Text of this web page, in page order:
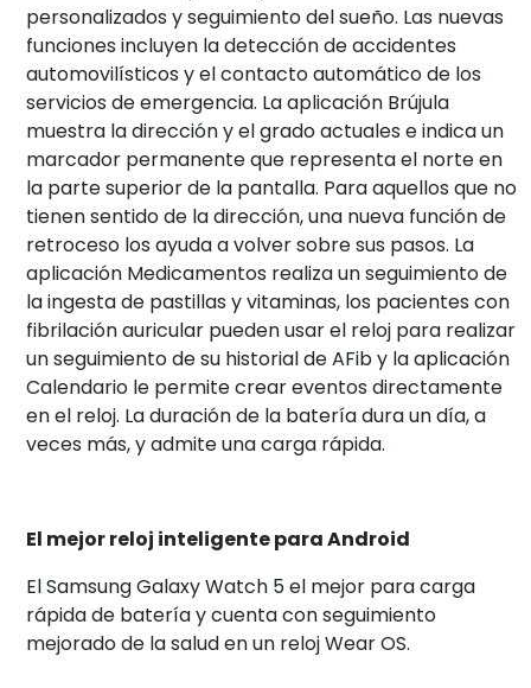
personalizados y seguimiento del sueño. Las nuevas
funciones incluyen la detección de accidentes
automovilísticos y el contacto automático de los
servicios de emergencia. La aplicación Brújula
muestra la dirección y el grado actuales e indica un
marcador permanente que representa el norte en
la parte superior de la pantalla. Para aquellos que no
tienen sentido de la dirección, una nueva función de
retroceso los ayuda a volver sobre sus pasos. La
aplicación Medicamentos realiza un seguimiento de
la ingesta de pastillas y vitaminas, los pacientes con
fibrilación auricular pueden usar el reloj para realizar
un seguimiento de su historial de AFib y la aplicación
Calendario le permite crear eventos directamente
en el reloj. La duración de la batería dura un día, a
veces más, y admite una carga rápida.
El mejor reloj inteligente para Android
El Samsung Galaxy Watch 5 el mejor para carga
rápida de batería y cuenta con seguimiento
mejorado de la salud en un reloj Wear OS.